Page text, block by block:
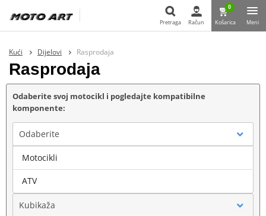
Pretraga Račun
0
Košarica Meni
Kući Dijelovi Rasprodaja
Rasprodaja
Odaberite svoj motocikl i pogledajte kompatibilne
komponente:
Odaberite
Marka
Kubikaža
Motocikli
ATV